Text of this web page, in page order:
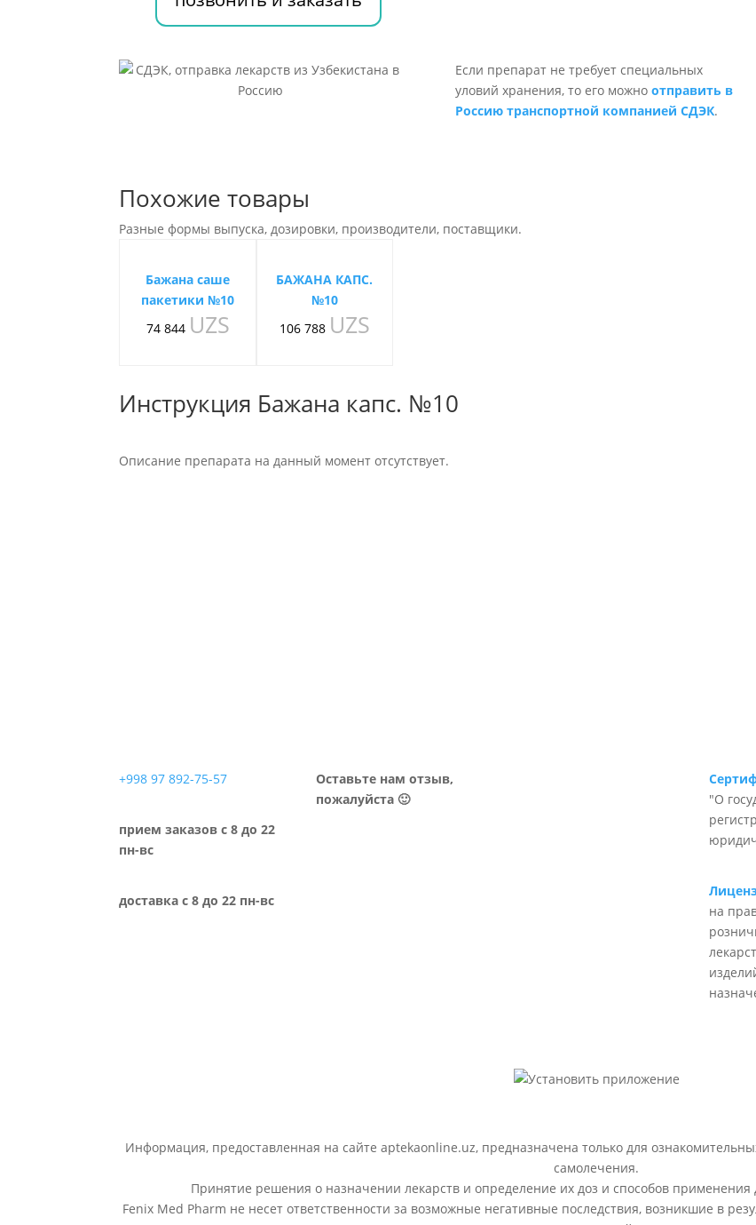
Если препарат не требует специальных
уловий хранения, то его можно отправить в
Россию транспортной компанией СДЭК.
Похожие товары
Разные формы выпуска, дозировки, производители, поставщики.
Бажана саше
пакетики №10
74 844 UZS
БАЖАНА КАПС.
№10
106 788 UZS
Инструкция Бажана капс. №10
Описание препарата на данный момент отсутствует.
+998 97 892-75-57
прием заказов с 8 до 22
пн-вс
доставка с 8 до 22 пн-вс
Оставьте нам отзыв,
пожалуйста 🙂
"О
на
Информация, предоставленная на сайте aptekaonline.uz, предназначена только для
самолечения.
Принятие решения о назначении лекарств и определение их доз и способов применения
Fenix Med Pharm не несет ответственности за возможные негативные последствия, возникшие в